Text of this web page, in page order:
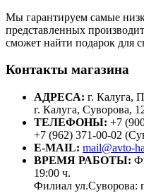
Мы гарантируем самые
представленных
сможет найти подарок для
Контакты магазина
АДРЕСА: г. Калуга,
г. Калуга, Суворова,
ТЕЛЕФОНЫ: +7
+7 (962) 371-00-02
E-MAIL: mail@avto-
ВРЕМЯ РАБОТЫ:
19:00 ч.
Филиал ул.Суворова: